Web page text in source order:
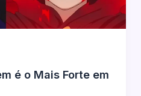
é o Mais Forte em